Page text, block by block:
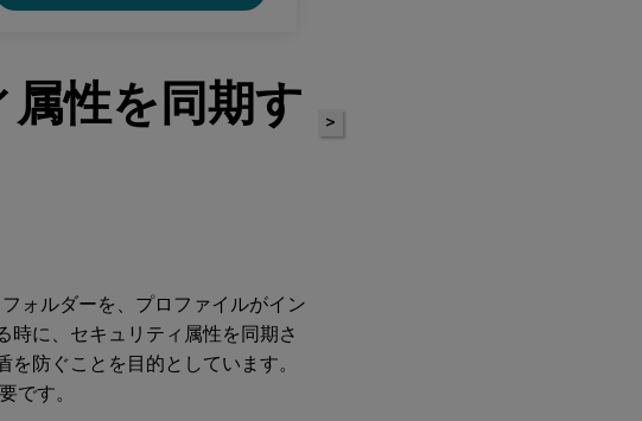
性を同期す
ォルダーを、プロファイルがイン
時に、セキュリティ属性を同期さ
防ぐことを目的としています。
です。
>